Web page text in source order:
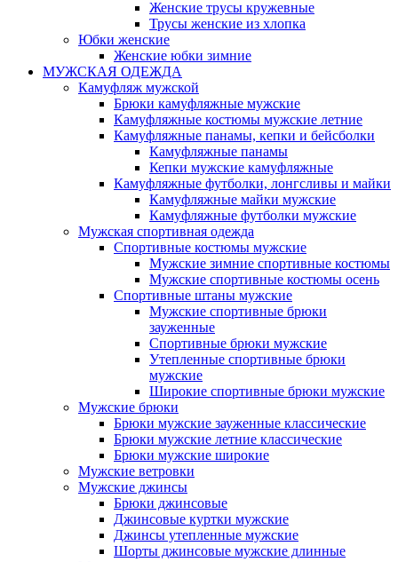
Женские трусы кружевные
Трусы женские из хлопка
Юбки женские
Женские юбки зимние
МУЖСКАЯ ОДЕЖДА
Камуфляж мужской
Брюки камуфляжные мужские
Камуфляжные костюмы мужские летние
Камуфляжные панамы, кепки и бейсболки
Камуфляжные панамы
Кепки мужские камуфляжные
Камуфляжные футболки, лонгсливы и майки
Камуфляжные майки мужские
Камуфляжные футболки мужские
Мужская спортивная одежда
Спортивные костюмы мужские
Мужские зимние спортивные костюмы
Мужские спортивные костюмы осень
Спортивные штаны мужские
Мужские спортивные брюки
зауженные
Спортивные брюки мужские
Утепленные спортивные брюки
мужские
Широкие спортивные брюки мужские
Мужские брюки
Брюки мужские зауженные классические
Брюки мужские летние классические
Брюки мужские широкие
Мужские ветровки
Мужские джинсы
Брюки джинсовые
Джинсовые куртки мужские
Джинсы утепленные мужские
Шорты джинсовые мужские длинные